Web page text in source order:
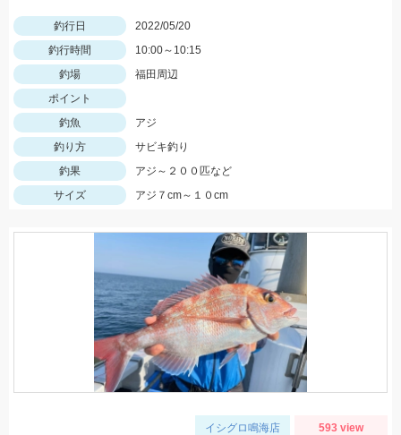
釣行日
2022/05/20
釣行時間
10:00～10:15
釣場
福田周辺
ポイント
釣魚
アジ
釣り方
サビキ釣り
釣果
アジ～２００匹など
サイズ
アジ７cm～１０cm
イシグロ鳴海店 593 view